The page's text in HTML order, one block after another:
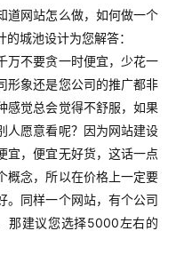
道网站怎么做，如何做一个
城池设计为您解答：
万不要贪一时便宜，少花一
形象还是您公司的推广都非
感觉总会觉得不舒服，如果
人愿意看呢？因为网站建设
宜，便宜无好货，这话一点
概念，所以在价格上一定要
。同样一个网站，有个公司
那建议您选择5000左右的